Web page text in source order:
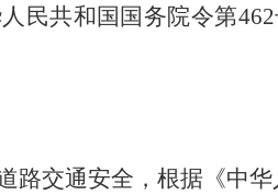
民共和国国务院令第
路交通安全，根据《中